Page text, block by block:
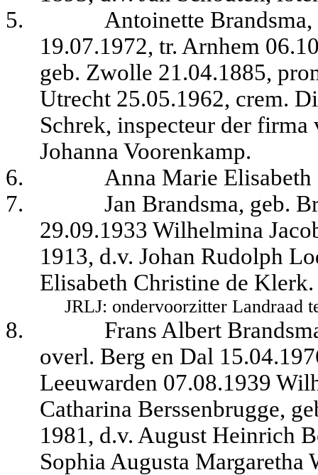
5.
Antoinette
19.07.1972, tr. Arnhem
geb. Zwolle 21.04.1885,
Utrecht 25.05.1962, crem.
Schrek, inspecteur der
Johanna Voorenkamp.
6.
Anna Marie
7.
Jan Brandsma, geb.
29.09.1933 Wilhelmina
1913, d.v. Johan Rudolph
Elisabeth Christine de Klerk.
JRLJ: ondervoorzitter Landraad
8.
Frans Albert
overl. Berg en Dal
Leeuwarden 07.08.1939
Catharina Berssenbrugge,
1981, d.v. August Heinrich
Sophia Augusta Margaretha